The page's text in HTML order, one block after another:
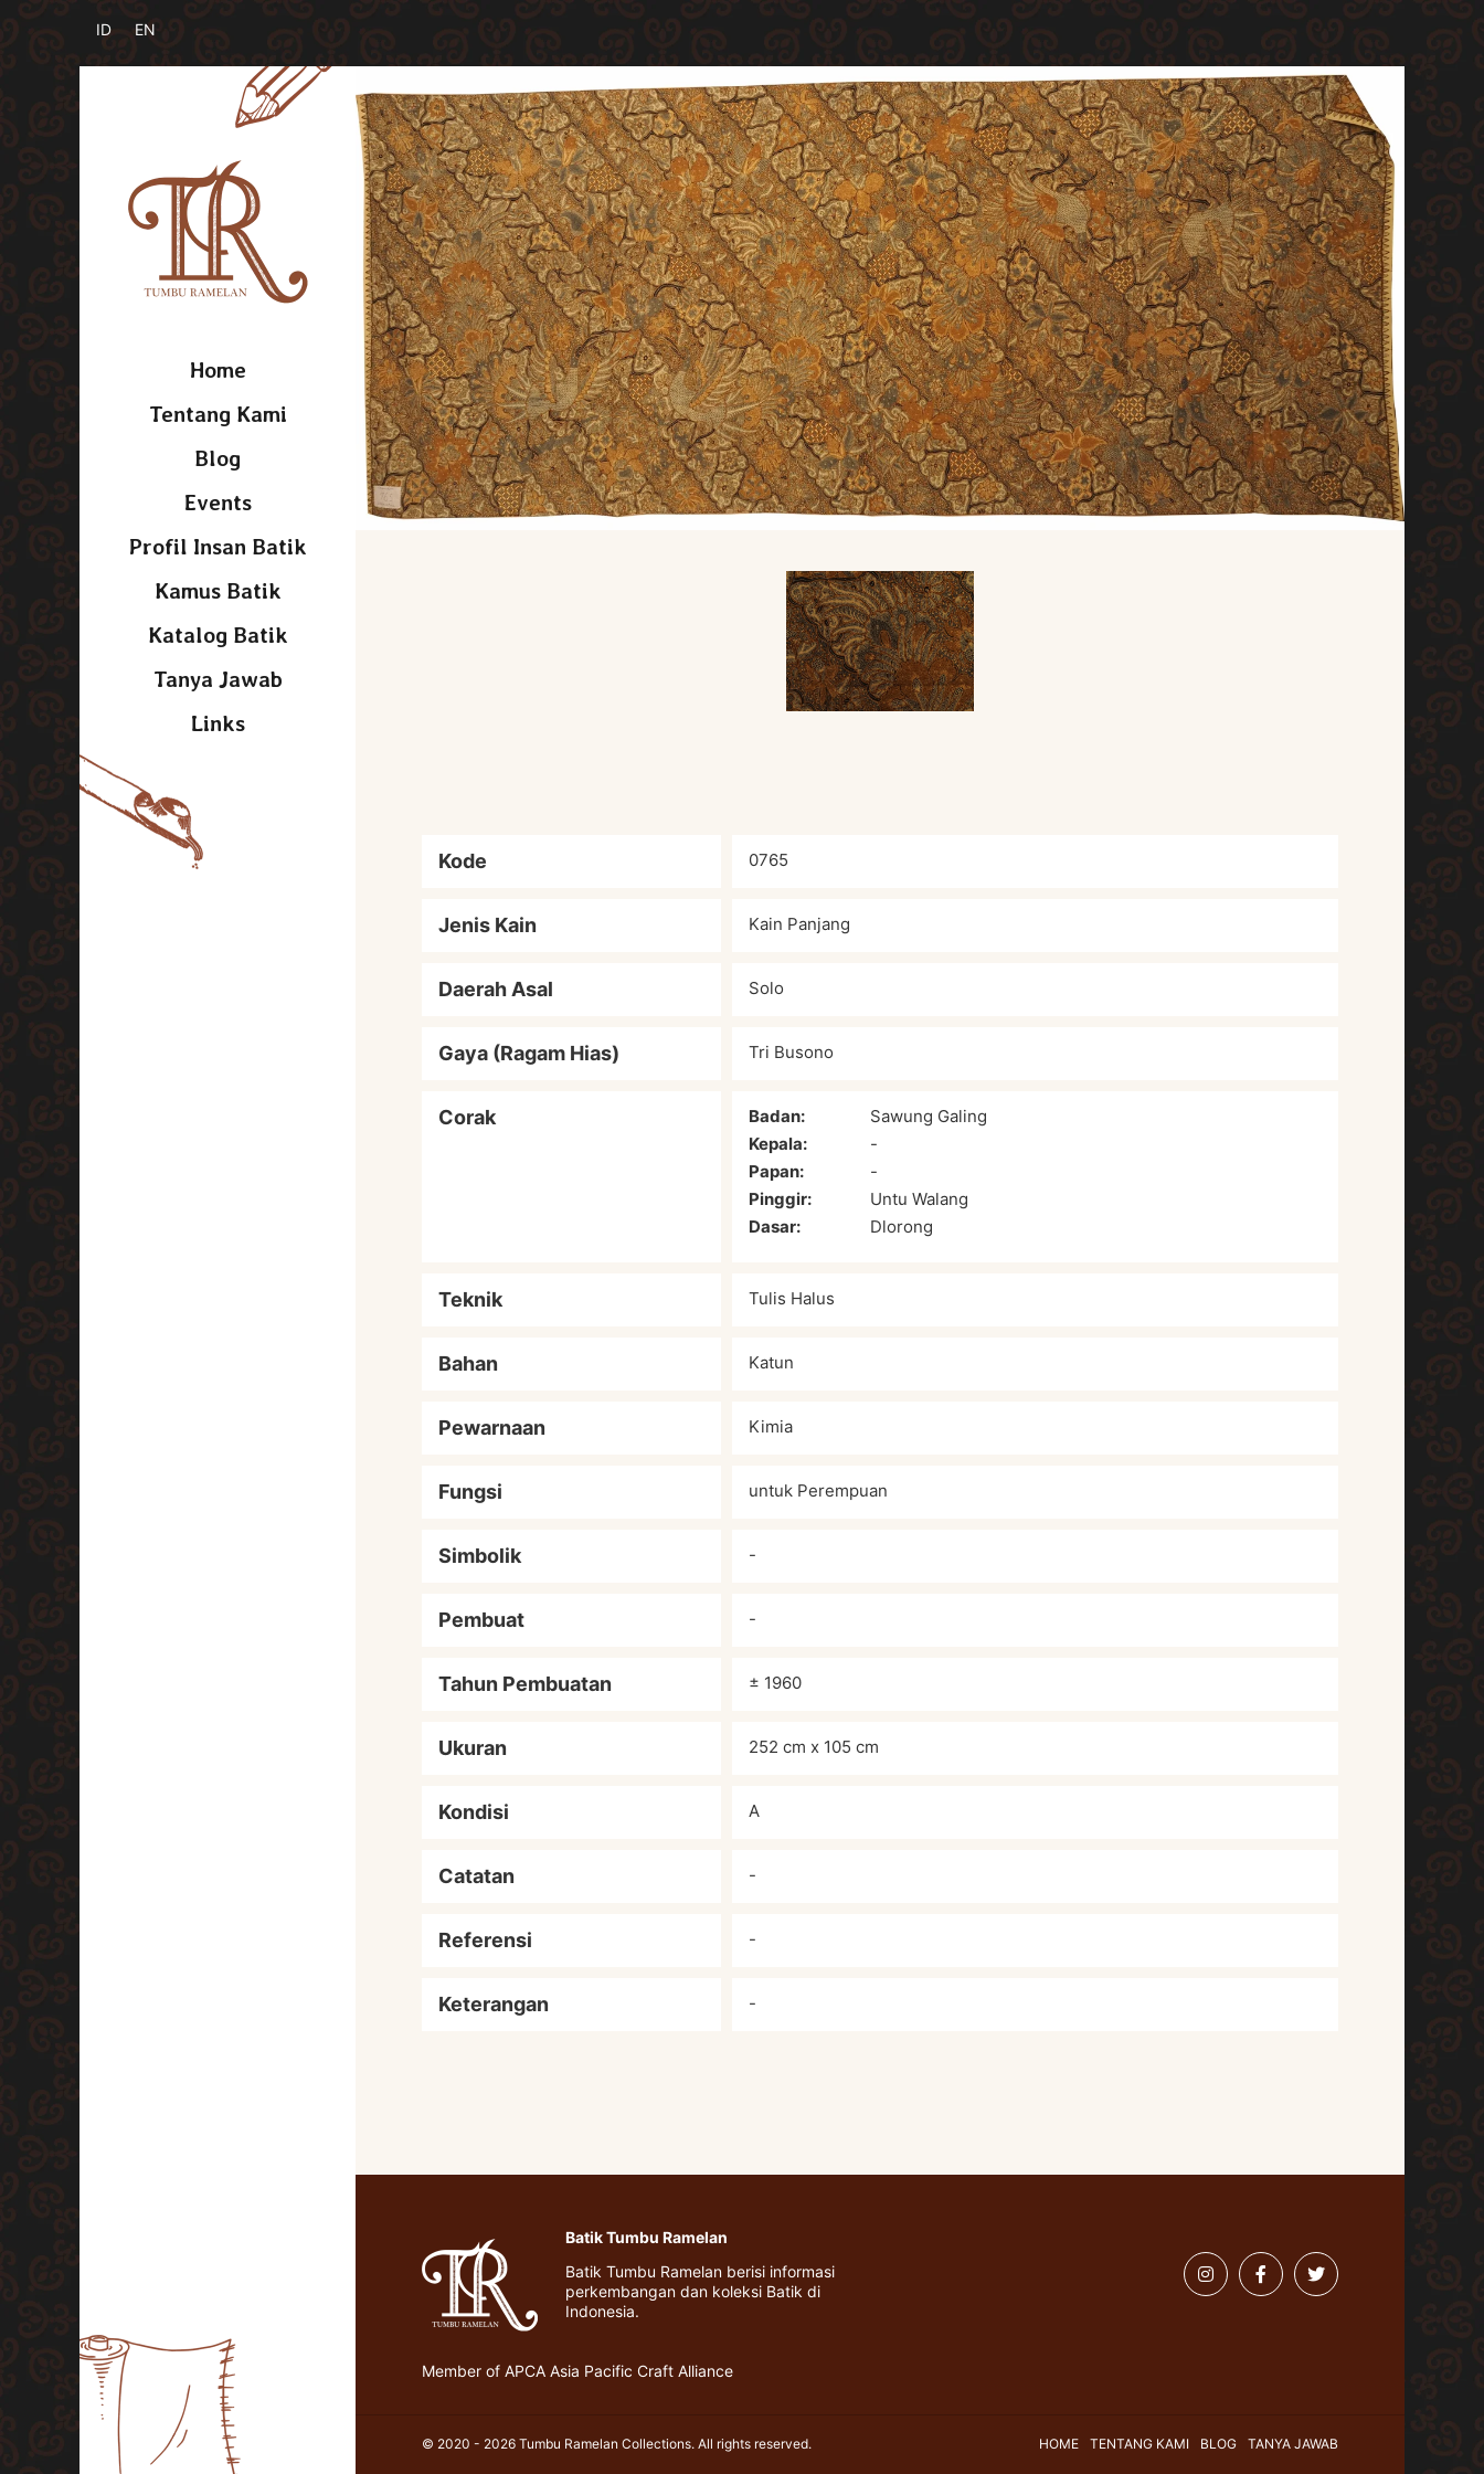
Home
Tentang Kami
Blog
Events
Profil Insan Batik
Kamus Batik
Katalog Batik
Tanya Jawab
Links
Kode 0765
Jenis Kain Kain Panjang
Daerah Asal Solo
Gaya (Ragam Hias) Tri Busono
Corak Badan:
Sawung Galing
Kepala:
-
Papan:
-
Pinggir:
Untu Walang
Dasar:
Dlorong
Teknik Tulis Halus
Bahan Katun
Pewarnaan Kimia
Fungsi untuk Perempuan
Simbolik -
Pembuat -
Tahun Pembuatan ± 1960
Ukuran 252 cm x 105 cm
Kondisi A
Catatan -
Referensi -
Keterangan -
Batik Tumbu Ramelan
Batik Tumbu Ramelan berisi informasi
perkembangan dan koleksi Batik di
Indonesia.
Member of APCA Asia Pacific Craft Alliance
© 2020 - 2026 Tumbu Ramelan Collections. All rights reserved. HOME TENTANG KAMI BLOG TANYA JAWAB